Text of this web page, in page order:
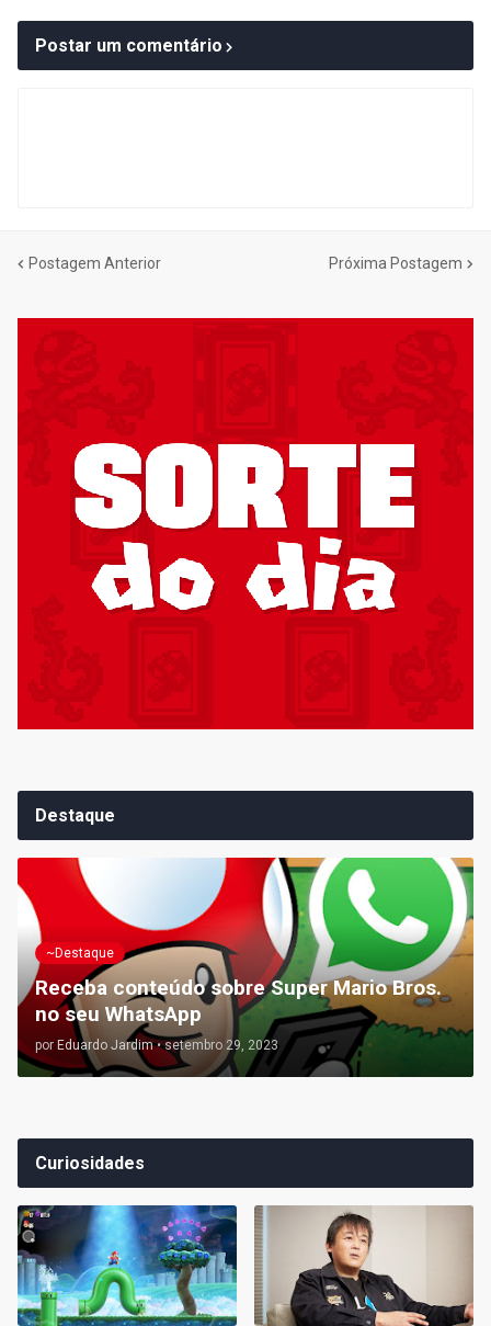
Postar um comentário
Postagem Anterior Próxima Postagem
Destaque
~Destaque
Receba conteúdo sobre Super Mario Bros.
no seu WhatsApp
por Eduardo Jardim • setembro 29, 2023
Curiosidades